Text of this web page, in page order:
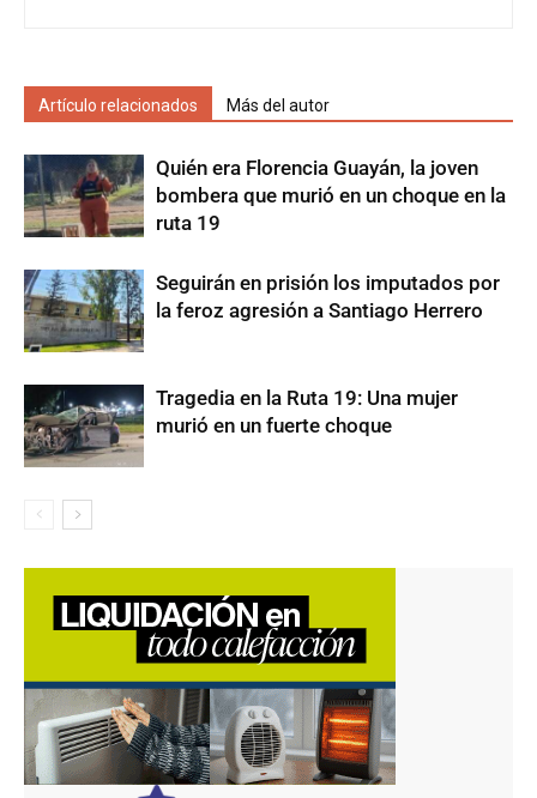
Artículo relacionados Más del autor
Quién era Florencia Guayán, la joven
bombera que murió en un choque en la
ruta 19
Seguirán en prisión los imputados por
la feroz agresión a Santiago Herrero
Tragedia en la Ruta 19: Una mujer
murió en un fuerte choque